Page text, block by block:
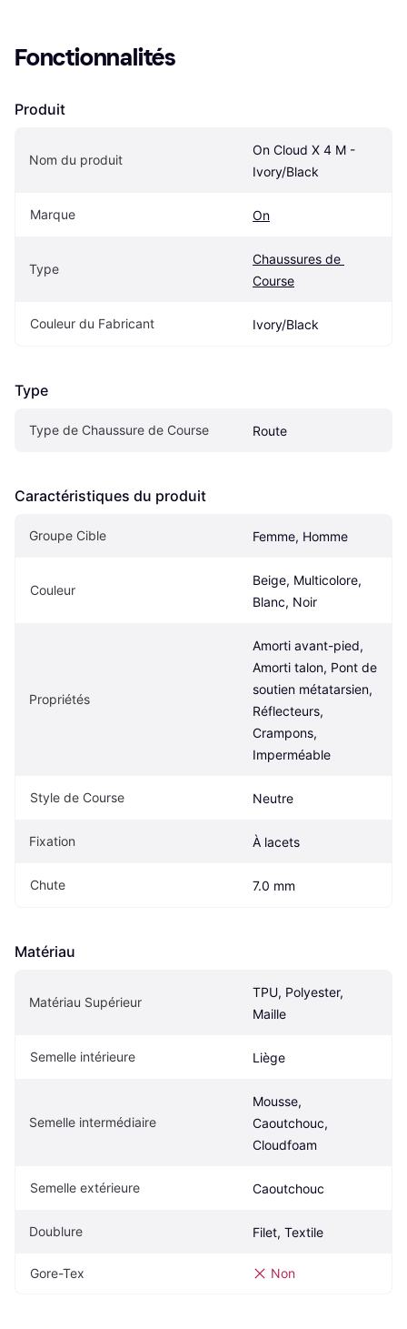
Fonctionnalités
Produit
Nom du produit
On Cloud X 4 M -
Ivory/Black
Marque On
Type
Chaussures de
Course
Couleur du Fabricant Ivory/Black
Type
Type de Chaussure de Course Route
Caractéristiques du produit
Groupe Cible Femme, Homme
Couleur
Beige, Multicolore,
Blanc, Noir
Propriétés
Amorti avant-pied,
Amorti talon, Pont de
soutien métatarsien,
Réflecteurs,
Crampons,
Imperméable
Style de Course Neutre
Fixation À lacets
Chute 7.0 mm
Matériau
Matériau Supérieur
TPU, Polyester,
Maille
Semelle intérieure Liège
Semelle intermédiaire
Mousse,
Caoutchouc,
Cloudfoam
Semelle extérieure Caoutchouc
Doublure Filet, Textile
Gore-Tex Non